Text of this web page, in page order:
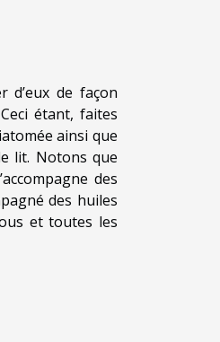
d’eux de façon
étant, faites
ainsi que
lit. Notons que
des
des huiles
et toutes les